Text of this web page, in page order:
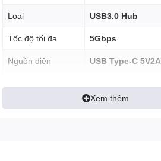
Loại USB3.0 Hub
Tốc độ tối đa 5Gbps
Nguồn điện USB Type-C 5V2A
Chất liệu
Xem thêm